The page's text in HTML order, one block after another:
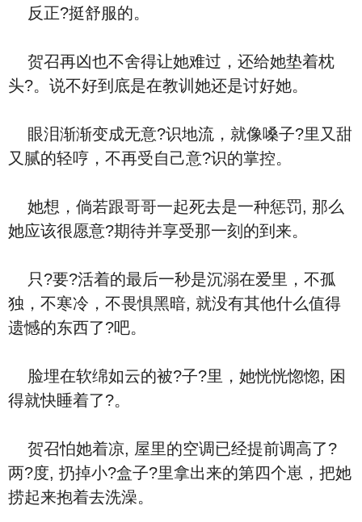
反正?挺舒服的。
贺召再凶也不舍得让她难过，还给她垫着枕
头?。说不好到底是在教训她还是讨好她。
眼泪渐渐变成无意?识地流，就像嗓子?里又甜
又腻的轻哼，不再受自己意?识的掌控。
她想，倘若跟哥哥一起死去是一种惩罚, 那么
她应该很愿意?期待并享受那一刻的到来。
只?要?活着的最后一秒是沉溺在爱里，不孤
独，不寒冷，不畏惧黑暗, 就没有其他什么值得
遗憾的东西了?吧。
脸埋在软绵如云的被?子?里，她恍恍惚惚, 困
得就快睡着了?。
贺召怕她着凉, 屋里的空调已经提前调高了?
两?度, 扔掉小?盒子?里拿出来的第四个崽，把她
捞起来抱着去洗澡。